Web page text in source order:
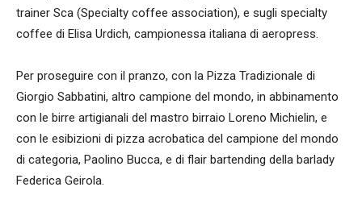
trainer Sca (Specialty coffee association), e sugli specialty
coffee di Elisa Urdich, campionessa italiana di aeropress.
Per proseguire con il pranzo, con la Pizza Tradizionale di
Giorgio Sabbatini, altro campione del mondo, in abbinamento
con le birre artigianali del mastro birraio Loreno Michielin, e
con le esibizioni di pizza acrobatica del campione del mondo
di categoria, Paolino Bucca, e di flair bartending della barlady
Federica Geirola.